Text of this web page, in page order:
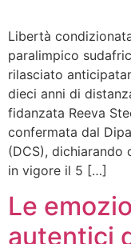
Libertà
paralimpico
rilasciato
dieci anni di
fidanzata Reeva
confermata dal
(DCS), dichiarando
in vigore il 5 […]
Le
autentici